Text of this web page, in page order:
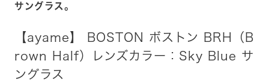
サングラス。
【ayame】 BOSTON ボストン BRH（B
rown Half）レンズカラー：Sky Blue サ
ングラス